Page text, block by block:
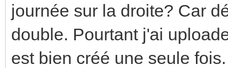
journée sur la droite? Car
double. Pourtant j'ai
est bien créé une seule fois.